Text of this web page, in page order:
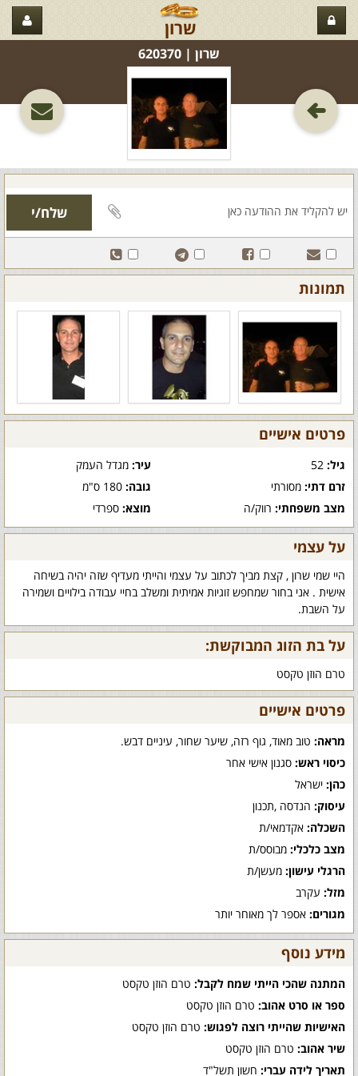
שרון
שרון‏ | 620370
תמונות
פרטים אישיים
גיל: עיר:מגדל העמק
זרם דתי: מסורתי גובה:180 ס"מ
מצב משפחתי: רווק/ה מוצא:ספרדי
על עצמי
היי שמי שרון , קצת מביך לכתוב על עצמי והייתי מעדיף שזה יהיה בשיחה
אישית . אני בחור שמחפש זוגיות אמיתית ומשלב בחיי עבודה בילויים ושמירה
על השבת.
על בת הזוג המבוקשת:
טרם הוזן טקסט
פרטים אישיים
מראה: טוב מאוד, גוף רזה, שיער שחור, עיניים דבש.
כיסוי ראש: סגנון אישי אחר
כהן: ישראל
עיסוק: הנדסה ,תכנון
השכלה: אקדמאי/ת
מצב כלכלי: מבוסס/ת
הרגלי עישון: מעשן/ת
מזל: עקרב
מגורים: אספר לך מאוחר יותר
מידע נוסף
המתנה שהכי הייתי שמח לקבל: טרם הוזן טקסט
ספר או סרט אהוב: טרם הוזן טקסט
האישיות שהייתי רוצה לפגוש: טרם הוזן טקסט
שיר אהוב: טרם הוזן טקסט
תאריך לידה עברי: חשון תשל"ד